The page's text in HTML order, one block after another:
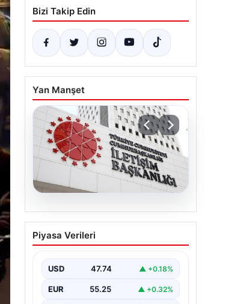
Bizi Takip Edin
Yan Manşet
07.08.2026
Mekke Ortak Savunma
Anlaşması. DMM’den
iddialara yalanlama geldi
Piyasa Verileri
USD 47.74 ▲ +0.18%
EUR 55.25 ▲ +0.32%